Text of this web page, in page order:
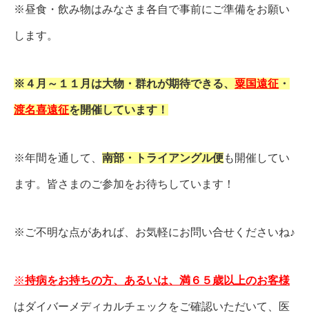
※昼食・飲み物はみなさま各自で事前にご準備をお願い
します。
※４月～１１月は大物・群れが期待できる、 粟国遠征 ・
渡名喜遠征を開催しています！
※年間を通して、 南部・トライアングル便も開催してい
ます。皆さまのご参加をお待ちしています！
※ご不明な点があれば、お気軽にお問い合せくださいね♪
※持病をお持ちの方、あるいは、満６５歳以上のお客様
はダイバーメディカルチェックをご確認いただいて、医